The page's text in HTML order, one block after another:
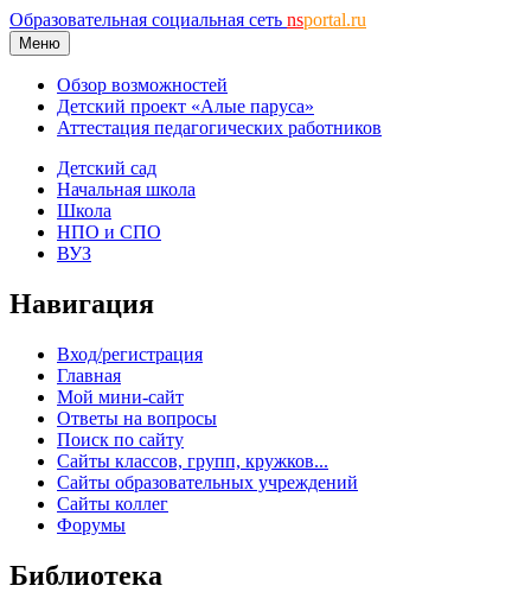
Образовательная социальная сеть nsportal.ru
Меню
Обзор возможностей
Детский проект «Алые паруса»
Аттестация педагогических работников
Детский сад
Начальная школа
Школа
НПО и СПО
ВУЗ
Навигация
Вход/регистрация
Главная
Мой мини-сайт
Ответы на вопросы
Поиск по сайту
Сайты классов, групп, кружков...
Сайты образовательных учреждений
Сайты коллег
Форумы
Библиотека